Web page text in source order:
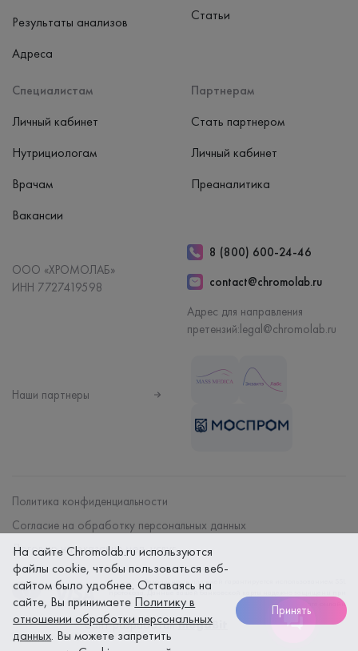
Результаты анализов
Адреса
Специалистам
Личный кабинет
Нутрициологам
Врачам
Вакансии
Партнерам
Стать партнером
Личный кабинет
Преаналитика
Статьи
ООО «ХРОМОЛАБ»
ИНН 7727419598
8 (800) 600-24-46
contact@chromolab.ru
Адрес для направления
претензий:legal@chromolab.ru
Наши партнеры
Политика конфиденциальности
Согласие на обработку персональных данных
Договор на оказание мед. услуг
Безопасность платежей гарантируется использованием SSL
протокола. Данные вашей банковской карты надежно защищены при
оплате онлайн
Сайт разработанmegaBit
На сайте Chromolab.ru используются
файлы cookie, чтобы пользоваться веб-
сайтом было удобнее. Оставаясь на
сайте, Вы принимаете Политику в
отношении обработки персональных
данных. Вы можете запретить
Принять